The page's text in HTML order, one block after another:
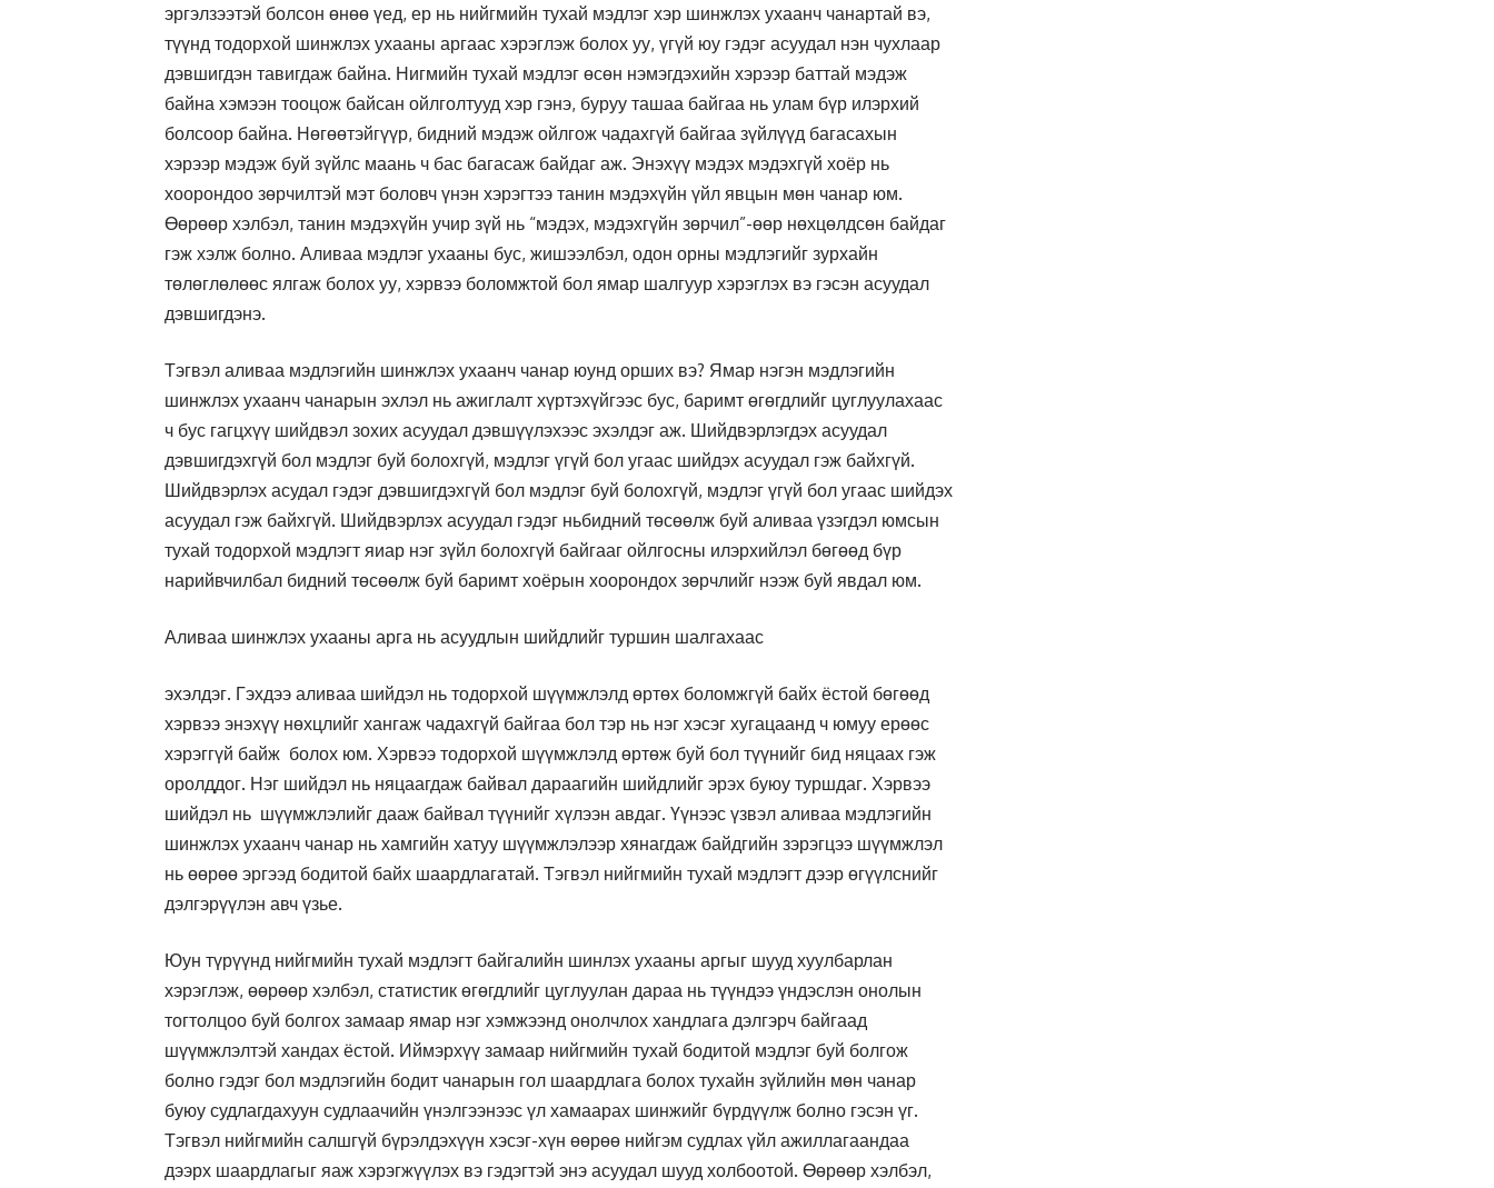
эргэлзээтэй болсон өнөө үед, ер нь нийгмийн тухай мэдлэг хэр шинжлэх ухаанч чанартай вэ,
түүнд тодорхой шинжлэх ухааны аргаас хэрэглэж болох уу, үгүй юу гэдэг асуудал нэн чухлаар
дэвшигдэн тавигдаж байна. Нигмийн тухай мэдлэг өсөн нэмэгдэхийн хэрээр баттай мэдэж
байна хэмээн тооцож байсан ойлголтууд хэр гэнэ, буруу ташаа байгаа нь улам бүр илэрхий
болсоор байна. Нөгөөтэйгүүр, бидний мэдэж ойлгож чадахгүй байгаа зүйлүүд багасахын
хэрээр мэдэж буй зүйлс маань ч бас багасаж байдаг аж. Энэхүү мэдэх мэдэхгүй хоёр нь
хоорондоо зөрчилтэй мэт боловч үнэн хэрэгтээ танин мэдэхүйн үйл явцын мөн чанар юм.
Өөрөөр хэлбэл, танин мэдэхүйн учир зүй нь “мэдэх, мэдэхгүйн зөрчил”-өөр нөхцөлдсөн байдаг
гэж хэлж болно. Аливаа мэдлэг ухааны бус, жишээлбэл, одон орны мэдлэгийг зурхайн
төлөглөлөөс ялгаж болох уу, хэрвээ боломжтой бол ямар шалгуур хэрэглэх вэ гэсэн асуудал
дэвшигдэнэ.
Тэгвэл аливаа мэдлэгийн шинжлэх ухаанч чанар юунд орших вэ? Ямар нэгэн мэдлэгийн
шинжлэх ухаанч чанарын эхлэл нь ажиглалт хүртэхүйгээс бус, баримт өгөгдлийг цуглуулахаас
ч бус гагцхүү шийдвэл зохих асуудал дэвшүүлэхээс эхэлдэг аж. Шийдвэрлэгдэх асуудал
дэвшигдэхгүй бол мэдлэг буй болохгүй, мэдлэг үгүй бол угаас шийдэх асуудал гэж байхгүй.
Шийдвэрлэх асудал гэдэг дэвшигдэхгүй бол мэдлэг буй болохгүй, мэдлэг үгүй бол угаас шийдэх
асуудал гэж байхгүй. Шийдвэрлэх асуудал гэдэг ньбидний төсөөлж буй аливаа үзэгдэл юмсын
тухай тодорхой мэдлэгт яиар нэг зүйл болохгүй байгааг ойлгосны илэрхийлэл бөгөөд бүр
нарийвчилбал бидний төсөөлж буй баримт хоёрын хоорондох зөрчлийг нээж буй явдал юм.
Аливаа шинжлэх ухааны арга нь асуудлын шийдлийг туршин шалгахаас
эхэлдэг. Гэхдээ аливаа шийдэл нь тодорхой шүүмжлэлд өртөх боломжгүй байх ёстой бөгөөд
хэрвээ энэхүү нөхцлийг хангаж чадахгүй байгаа бол тэр нь нэг хэсэг хугацаанд ч юмуу ерөөс
хэрэггүй байж болох юм. Хэрвээ тодорхой шүүмжлэлд өртөж буй бол түүнийг бид няцаах гэж
оролддог. Нэг шийдэл нь няцаагдаж байвал дараагийн шийдлийг эрэх буюу туршдаг. Хэрвээ
шийдэл нь шүүмжлэлийг дааж байвал түүнийг хүлээн авдаг. Үүнээс үзвэл аливаа мэдлэгийн
шинжлэх ухаанч чанар нь хамгийн хатуу шүүмжлэлээр хянагдаж байдгийн зэрэгцээ шүүмжлэл
нь өөрөө эргээд бодитой байх шаардлагатай. Тэгвэл нийгмийн тухай мэдлэгт дээр өгүүлснийг
дэлгэрүүлэн авч үзье.
Юун түрүүнд нийгмийн тухай мэдлэгт байгалийн шинлэх ухааны аргыг шууд хуулбарлан
хэрэглэж, өөрөөр хэлбэл, статистик өгөгдлийг цуглуулан дараа нь түүндээ үндэслэн онолын
тогтолцоо буй болгох замаар ямар нэг хэмжээнд онолчлох хандлага дэлгэрч байгаад
шүүмжлэлтэй хандах ёстой. Иймэрхүү замаар нийгмийн тухай бодитой мэдлэг буй болгож
болно гэдэг бол мэдлэгийн бодит чанарын гол шаардлага болох тухайн зүйлийн мөн чанар
буюу судлагдахуун судлаачийн үнэлгээнээс үл хамаарах шинжийг бүрдүүлж болно гэсэн үг.
Тэгвэл нийгмийн салшгүй бүрэлдэхүүн хэсэг-хүн өөрөө нийгэм судлах үйл ажиллагаандаа
дээрх шаардлагыг яаж хэрэгжүүлэх вэ гэдэгтэй энэ асуудал шууд холбоотой. Өөрөөр хэлбэл,